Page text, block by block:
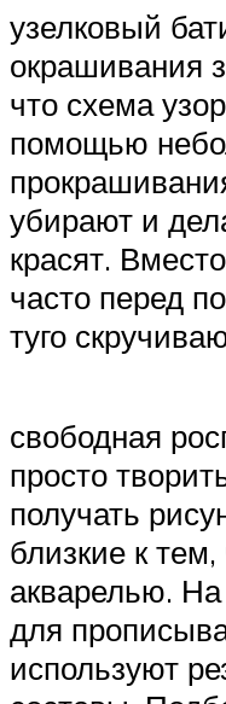
узелковый
окрашивания
что схема
помощью
убирают и
красят.
часто перед
туго
свободная
просто
получать
близкие к
акварелью.
для
используют